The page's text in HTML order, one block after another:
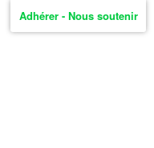
Adhérer - Nous soutenir